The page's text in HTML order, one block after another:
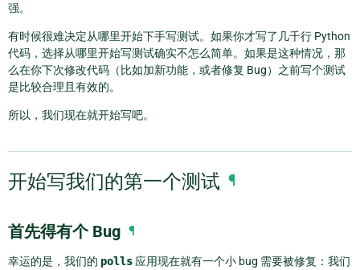
强。
有时候很难决定从哪里开始下手写测试。如果你才写了几千行 Python
代码，选择从哪里开始写测试确实不怎么简单。如果是这种情况，那
么在你下次修改代码（比如加新功能，或者修复 Bug）之前写个测试
是比较合理且有效的。
所以，我们现在就开始写吧。
开始写我们的第一个测试 ¶
首先得有个 Bug ¶
幸运的是，我们的 polls 应用现在就有一个小 bug 需要被修复：我们